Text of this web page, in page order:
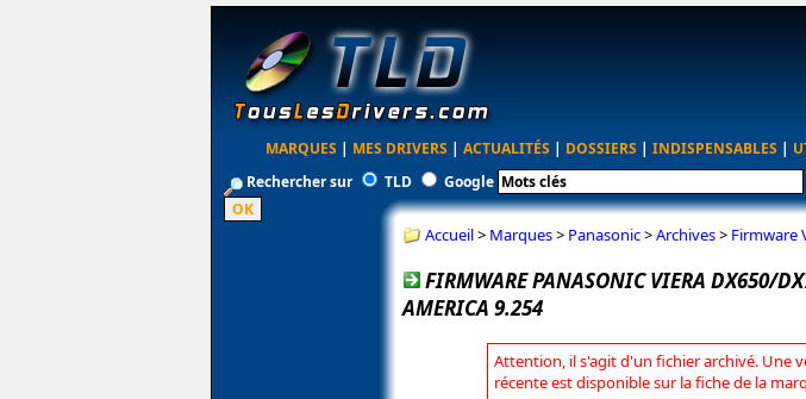
MARQUES | MES DRIVERS | ACTUALITÉS | DOSSIERS | INDISPENSABLES |
Rechercher sur
TLD Google
Accueil> Marques> Panasonic>Archives> Firmware
FIRMWARE PANASONIC VIERA DX650/
AMERICA 9.254
Attention, il s'agit d'un fichier archivé. Une
récente est disponible sur la fiche de la